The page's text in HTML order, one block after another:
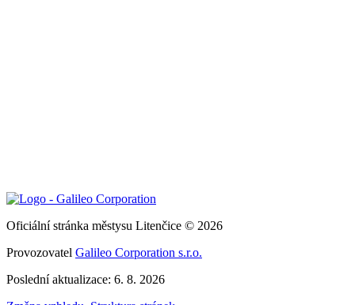
Oficiální stránka městysu Litenčice © 2026
Provozovatel Galileo Corporation s.r.o.
Poslední aktualizace: 6. 8. 2026